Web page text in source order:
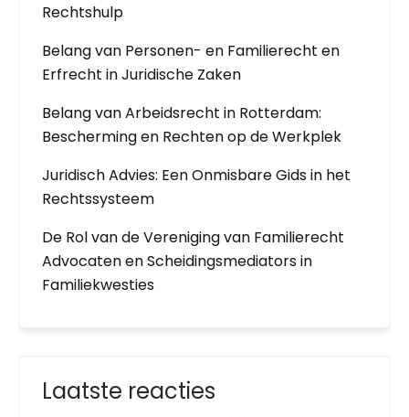
Rechtshulp
Belang van Personen- en Familierecht en
Erfrecht in Juridische Zaken
Belang van Arbeidsrecht in Rotterdam:
Bescherming en Rechten op de Werkplek
Juridisch Advies: Een Onmisbare Gids in het
Rechtssysteem
De Rol van de Vereniging van Familierecht
Advocaten en Scheidingsmediators in
Familiekwesties
Laatste reacties